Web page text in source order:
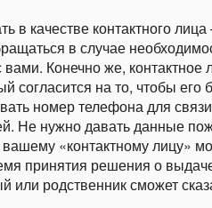
в качестве контактного
в случае
Конечно же,
согласится на то, чтобы его
номер телефона для связи
Не нужно давать данные
«контактному лицу»
принятия решения о
родственник сможет